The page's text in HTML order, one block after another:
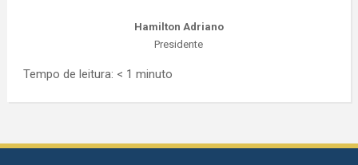
Hamilton Adriano
Presidente
Tempo de leitura: < 1 minuto